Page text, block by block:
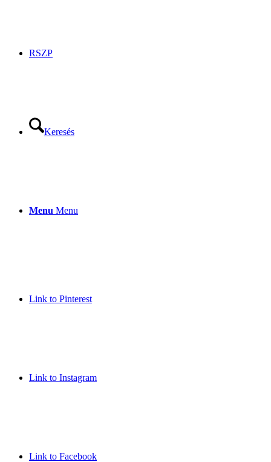
RSZP
Keresés
Menu Menu
Link to Pinterest
Link to Instagram
Link to Facebook